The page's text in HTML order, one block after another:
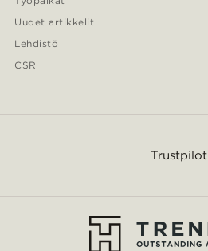
Uudet artikkelit
Lehdistö
CSR
Trustpilot